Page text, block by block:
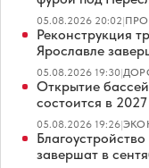
05.08.2026 20:02|
Реконструкция
Ярославле
05.08.2026 19:30|
Открытие
состоится в 2027
05.08.2026 19:26|
завершат в